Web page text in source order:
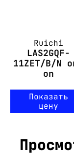
Ruichi
LAS2GQF-
11ZET/B/N
on
Показать
цену